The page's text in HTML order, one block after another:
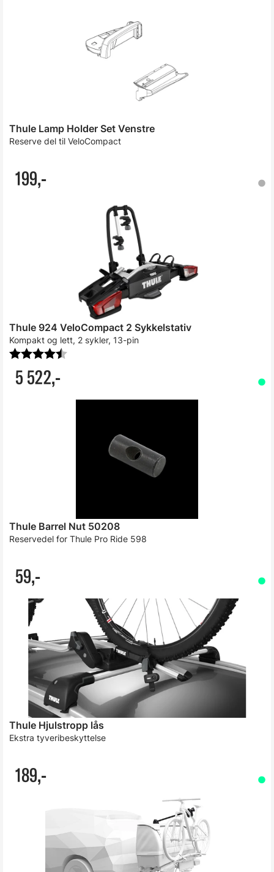
Thule Lamp Holder Set Venstre
Reserve del til VeloCompact
199,-
Thule 924 VeloCompact 2 Sykkelstativ
Kompakt og lett, 2 sykler, 13-pin
5 522,-
Karakter:
Thule Barrel Nut 50208
Reservedel for Thule Pro Ride 598
59,-
Thule Hjulstropp lås
Ekstra tyveribeskyttelse
189,-